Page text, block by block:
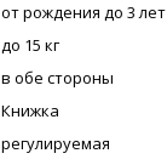
от рождения до 3 лет
до 15 кг
в обе стороны
Книжка
регулируемая